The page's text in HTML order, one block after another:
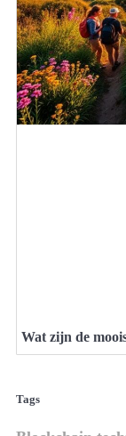
Wat zijn de
Tags